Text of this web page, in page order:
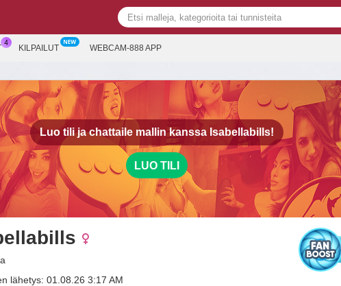
KILPAILUT WEBCAM-888 APP
Luo tili ja chattaile mallin kanssa Isabellabills!
LUO TILI
lähetys: 01.08.26 3:17 AM